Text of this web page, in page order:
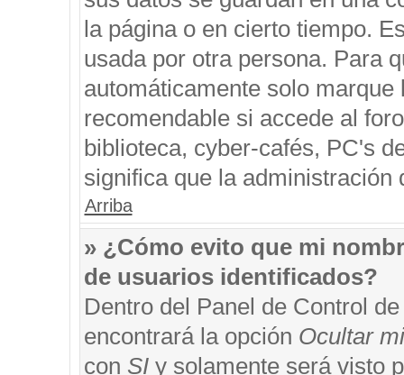
la página o en cierto tiempo.
usada por otra persona. Para
automáticamente solo
recomendable si accede al
biblioteca, cyber-cafés, PC's
significa que la administración
Arriba
» ¿Cómo evito que mi
de usuarios identificados?
Dentro del Panel de Control
encontrará la opción Ocultar
con SIy solamente será visto